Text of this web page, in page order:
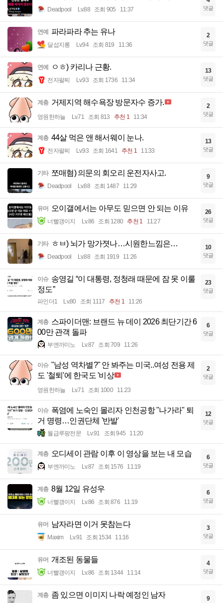
Deadpool Lv.88 조회 905 11:37 댓글
연예 파라파라 추는 유나
달섭지롱 Lv.94 조회 819 11:36
2
댓글
연예 ㅇㅎ) 카리나 근황.
전자팔찌 Lv.93 조회 1736 11:34
13
댓글
계층 거제지역 해수욕장 방문자수 증가.
영원한하늘 Lv.71 조회 813 추천 1 11:34
2
댓글
계층 44살 먹은 앤 해서웨이 눈나.
전자팔찌 Lv.93 조회 1641 추천 1 11:33
13
댓글
기타 쪼매혐) 의문의 회오리 운전자사고.
Deadpool Lv.88 조회 1487 11:29
9
댓글
유머 오이갤에서는 아무도 믿으면 안 되는 이유
너빨갱이지 Lv.86 조회 1280 추천 1 11:27
26
댓글
기타 ㅎㅂ) 뇌가 망가졋나…시원한느낌은…
Deadpool Lv.88 조회 1919 11:26
10
댓글
이슈 송영길 “이 대통령, 정청래 때문에 잠 못 이룰
정도”
파인더1 Lv.80 조회 1117 추천 1 11:26
23
댓글
계층 스파이더맨: 브랜드 뉴 데이 2026 최단기간 6
00만 관객 돌파
부엔까미노 Lv.87 조회 709 11:26
6
댓글
이슈 "남성 역차별?" 안 봐주는 미국..여성 전용 제
도 '철퇴'에 한국도 '비상
영원한하늘 Lv.71 조회 1000 11:23
2
댓글
이슈 폭염에 노숙인 몰리자 인천공항 "나가라" 퇴
거 명령…인권단체 '반발'
월급루팡전문 Lv.91 조회 945 11:20
12
댓글
계층 오디세이 관람 이후 이 영상을 보는 내 모습
부엔까미노 Lv.87 조회 1576 11:19
6
댓글
계층 8월 12일 유성우
너빨갱이지 Lv.86 조회 876 11:19
6
댓글
유머 남자라면 이거 못참는다
Maxim Lv.91 조회 1534 11:16
3
댓글
유머 개조된 동물들
너빨갱이지 Lv.86 조회 1344 11:14
4
댓글
계층 좀 있으면 이미지 나락 예정인 남자 9